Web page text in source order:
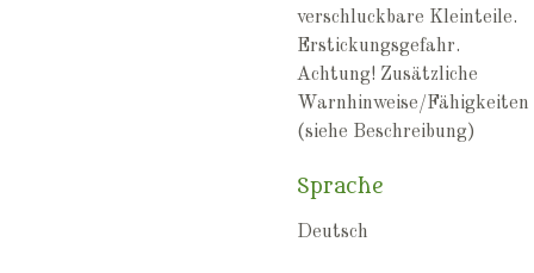
verschluckbare Kleinteile.
Erstickungsgefahr.
Achtung! Zusätzliche
Warnhinweise/Fähigkeiten
(siehe Beschreibung)
Sprache
Deutsch